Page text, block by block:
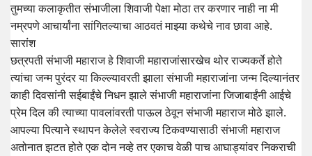
तुमच्या कलाकृतीत संभाजीला शिवाजी पेक्षा मोठा तर करणार नाही ना मी
नम्रपणे आचार्यांना सांगितल्याचा आठवतं माझ्या कथेचे नाव छावा आहे.
सारांश
छत्रपती संभाजी महाराज हे शिवाजी महाराजांसारखेच थोर राज्यकर्ते होते
त्यांचा जन्म पुरंदर या किल्ल्यावरती झाला संभाजी महाराजांना जन्म दिल्यानंतर
काही दिवसांनी सईबाईंचे निधन झाले संभाजी महाराजांना जिजाबाईंनी आईचे
प्रेम दिल की त्याच्या पावलांवरती पाऊल ठेवून संभाजी महाराज मोठे झाले.
आपल्या पित्याने स्थापन केलेले स्वराज्य टिकवण्यासाठी संभाजी महाराज
अतोनात झटत होते एक दोन नव्हे तर एकाच वेळी पाच आघाड्यांवर निकराची